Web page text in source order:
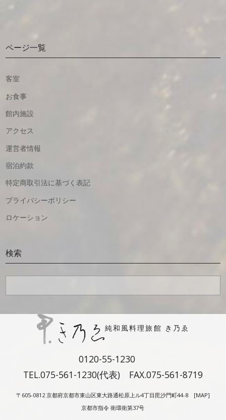
ページ一覧
客室
お食事
館内施設
アクセス
運営者情報
宿泊約款
特定商取引法に基づく表記
プライバシーポリシー
ロケーション
検索
純和風料理旅館 き乃ゑ
0120-55-1230
TEL.075-561-1230(代表)FAX.075-561-8719
〒605-0812 京都府京都市東山区東大路通松原上ル4丁目毘沙門町44-8 [MAP]
京都市指令 衛環衛第37号